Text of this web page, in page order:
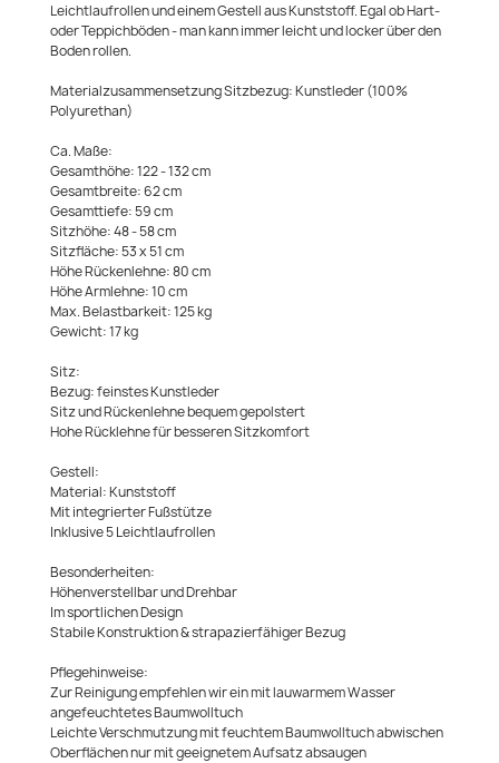
Leichtlaufrollen und einem Gestell aus Kunststoff. Egal ob Hart-
oder Teppichböden - man kann immer leicht und locker über den
Boden rollen.
Materialzusammensetzung Sitzbezug: Kunstleder (100%
Polyurethan)
Ca. Maße:
Gesamthöhe: 122 - 132 cm
Gesamtbreite: 62 cm
Gesamttiefe: 59 cm
Sitzhöhe: 48 - 58 cm
Sitzfläche: 53 x 51 cm
Höhe Rückenlehne: 80 cm
Höhe Armlehne: 10 cm
Max. Belastbarkeit: 125 kg
Gewicht: 17 kg
Sitz:
Bezug: feinstes Kunstleder
Sitz und Rückenlehne bequem gepolstert
Hohe Rücklehne für besseren Sitzkomfort
Gestell:
Material: Kunststoff
Mit integrierter Fußstütze
Inklusive 5 Leichtlaufrollen
Besonderheiten:
Höhenverstellbar und Drehbar
Im sportlichen Design
Stabile Konstruktion & strapazierfähiger Bezug
Pflegehinweise:
Zur Reinigung empfehlen wir ein mit lauwarmem Wasser
angefeuchtetes Baumwolltuch
Leichte Verschmutzung mit feuchtem Baumwolltuch abwischen
Oberflächen nur mit geeignetem Aufsatz absaugen